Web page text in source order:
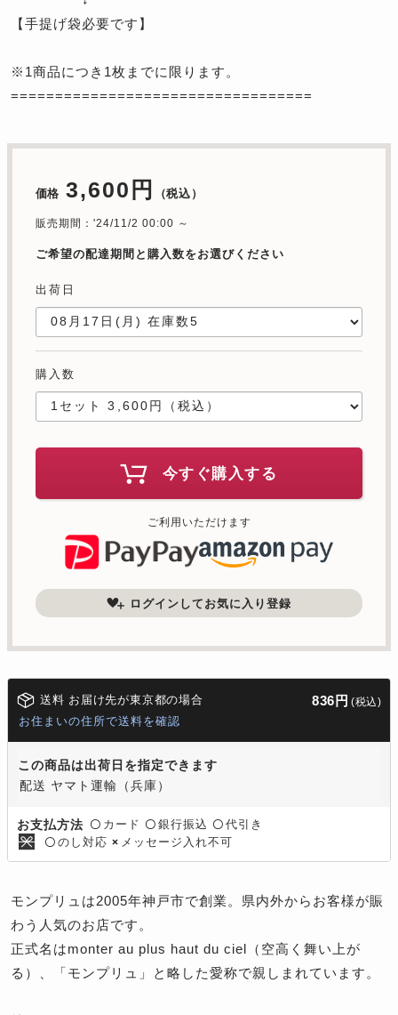
【手提げ袋必要です】
※1商品につき1枚までに限ります。
==================================
価格 3,600円 （税込）
販売期間：'24/11/2 00:00 ～
ご希望の配達期間と購入数をお選びください
出荷日
購入数
今すぐ購入する
ご利用いただけます
ログインしてお気に入り登録
送料 お届け先が東京都の場合 836円 (税込)
お住まいの住所で送料を確認
この商品は出荷日を指定できます
配送 ヤマト運輸（兵庫）
お支払方法 〇 カード 〇 銀行振込 〇 代引き
〇 のし対応 × メッセージ入れ不可
モンプリュは2005年神戸市で創業。県内外からお客様が賑
わう人気のお店です。
正式名はmonter au plus haut du ciel（空高く舞い上が
る）、「モンプリュ」と略した愛称で親しまれています。